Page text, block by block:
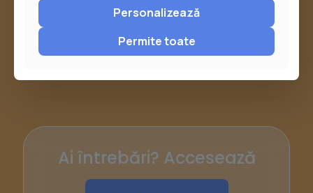
Ai întrebări? Accesează
Personalizează
Permite toate